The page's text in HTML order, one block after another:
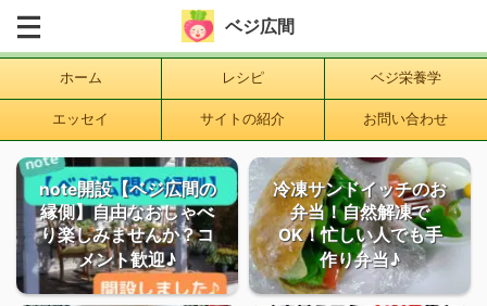
ベジ広間
ホーム レシピ ベジ栄養学
エッセイ サイトの紹介 お問い合わせ
note開設【ベジ広間の
縁側】自由なおしゃべ
り楽しみませんか？コ
メント歓迎♪
冷凍サンドイッチのお
弁当！自然解凍で
OK！忙しい人でも手
作り弁当♪